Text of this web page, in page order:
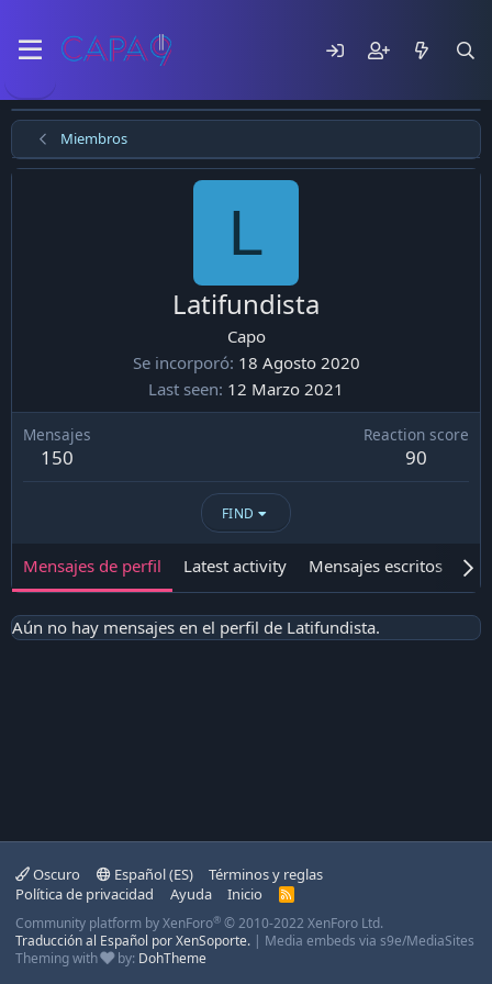
Miembros
L
Latifundista
Capo
Se incorporó 18 Agosto 2020
Last seen 12 Marzo 2021
Mensajes
150
Reaction score
90
FIND
Mensajes de perfil Latest activity Mensajes escritos
Aún no hay mensajes en el perfil de Latifundista.
Oscuro Español (ES)
Términos y reglas
Política de privacidad
Ayuda Inicio
R
S
Community platform by XenForo® © 2010-2022 XenForo Ltd.
Traducción al Español por XenSoporte. | Media embeds via s9e/MediaSites
Theming with
by: DohTheme